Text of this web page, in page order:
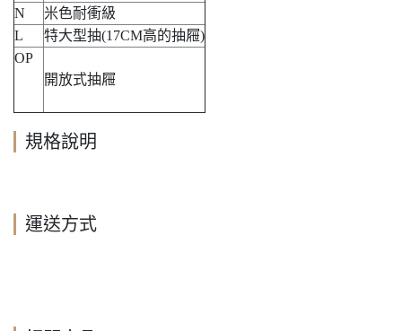
N
米色耐衝級
L
特大型抽(17CM高的抽屜)
OP
開放式抽屜
規格說明
運送方式